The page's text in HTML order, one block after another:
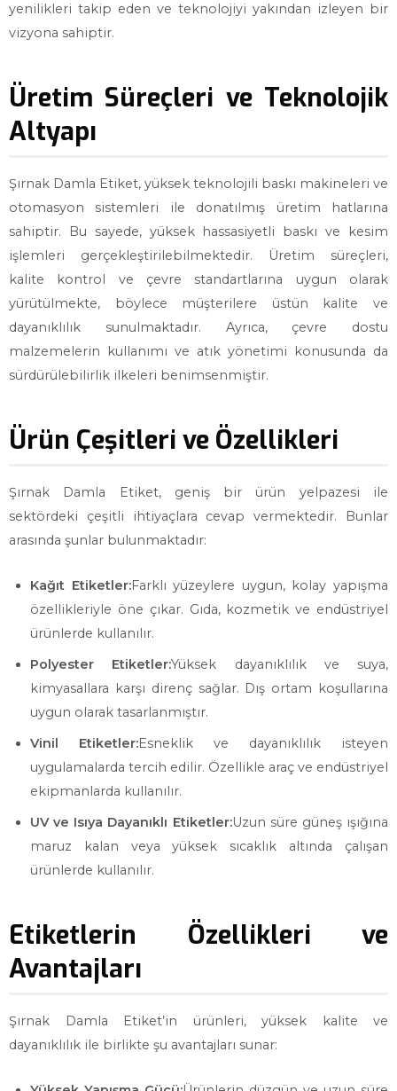
yenilikleri takip eden ve teknolojiyi yakından izleyen bir
vizyona sahiptir.
Üretim Süreçleri ve Teknolojik
Altyapı
Şırnak Damla Etiket, yüksek teknolojili baskı makineleri ve
otomasyon sistemleri ile donatılmış üretim hatlarına
sahiptir. Bu sayede, yüksek hassasiyetli baskı ve kesim
işlemleri gerçekleştirilebilmektedir. Üretim süreçleri,
kalite kontrol ve çevre standartlarına uygun olarak
yürütülmekte, böylece müşterilere üstün kalite ve
dayanıklılık sunulmaktadır. Ayrıca, çevre dostu
malzemelerin kullanımı ve atık yönetimi konusunda da
sürdürülebilirlik ilkeleri benimsenmiştir.
Ürün Çeşitleri ve Özellikleri
Şırnak Damla Etiket, geniş bir ürün yelpazesi ile
sektördeki çeşitli ihtiyaçlara cevap vermektedir. Bunlar
arasında şunlar bulunmaktadır:
Kağıt Etiketler:Farklı yüzeylere uygun, kolay yapışma
özellikleriyle öne çıkar. Gıda, kozmetik ve endüstriyel
ürünlerde kullanılır.
Polyester Etiketler:Yüksek dayanıklılık ve suya,
kimyasallara karşı direnç sağlar. Dış ortam koşullarına
uygun olarak tasarlanmıştır.
Vinil Etiketler:Esneklik ve dayanıklılık isteyen
uygulamalarda tercih edilir. Özellikle araç ve endüstriyel
ekipmanlarda kullanılır.
UV ve Isıya Dayanıklı Etiketler:Uzun süre güneş ışığına
maruz kalan veya yüksek sıcaklık altında çalışan
ürünlerde kullanılır.
Etiketlerin Özellikleri ve
Avantajları
Şırnak Damla Etiket’in ürünleri, yüksek kalite ve
dayanıklılık ile birlikte şu avantajları sunar: